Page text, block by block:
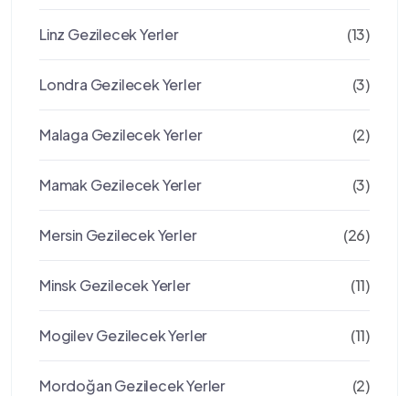
Linz Gezilecek Yerler (13)
Londra Gezilecek Yerler (3)
Malaga Gezilecek Yerler (2)
Mamak Gezilecek Yerler (3)
Mersin Gezilecek Yerler (26)
Minsk Gezilecek Yerler (11)
Mogilev Gezilecek Yerler (11)
Mordoğan Gezilecek Yerler (2)